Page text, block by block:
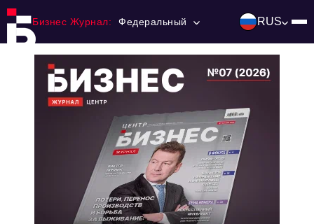
Бизнес Журнал: Федеральный RUS